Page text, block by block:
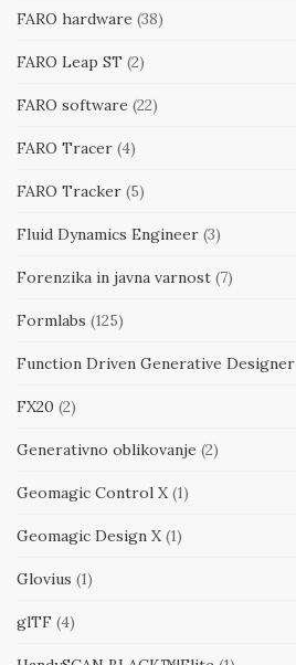
FARO hardware (38)
FARO Leap ST (2)
FARO software (22)
FARO Tracer (4)
FARO Tracker (5)
Fluid Dynamics Engineer (3)
Forenzika in javna varnost (7)
Formlabs (125)
Function Driven Generative Designer
FX20 (2)
Generativno oblikovanje (2)
Geomagic Control X (1)
Geomagic Design X (1)
Glovius (1)
glTF (4)